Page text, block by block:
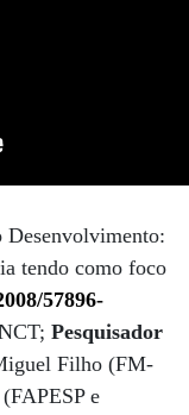
tendo como foco
57896-
Pesquisador
Filho (FM-
e